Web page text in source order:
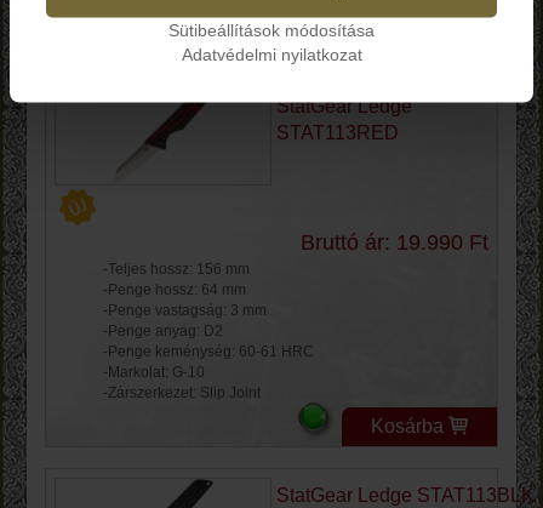
Rendezés
StatGear Ledge
STAT113RED
Bruttó ár: 19.990 Ft
-Teljes hossz: 156 mm
-Penge hossz: 64 mm
-Penge vastagság: 3 mm
-Penge anyag: D2
-Penge keménység: 60-61 HRC
-Markolat: G-10
-Zárszerkezet: Slip Joint
Kosárba
StatGear Ledge STAT113BLK
Sütibeállítások módosítása
Adatvédelmi nyilatkozat